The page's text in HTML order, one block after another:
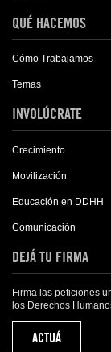
QUÉ HACEMOS
Cómo Trabajamos
Temas
INVOLÚCRATE
Crecimiento
Movilización
Educación en DDHH
Comunicación
DEJÁ TU FIRMA
Firma las peticiones
los Derechos
ACTUÁ